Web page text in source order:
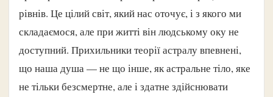
рівнів. Це цілий світ, який нас оточує, і з якого ми
складаємося, але при житті він людському оку не
доступний. Прихильники теорії астралу впевнені,
що наша душа — не що інше, як астральне тіло, яке
не тільки безсмертне, але і здатне здійснювати